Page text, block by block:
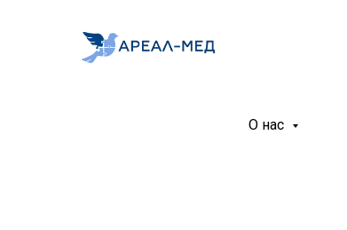
О нас